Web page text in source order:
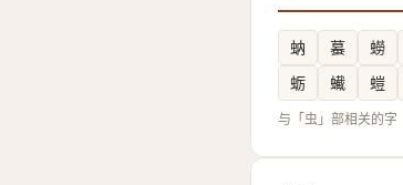
蚋 蟇 蟧
蛎
蠘 螘
与「虫」部相关的字